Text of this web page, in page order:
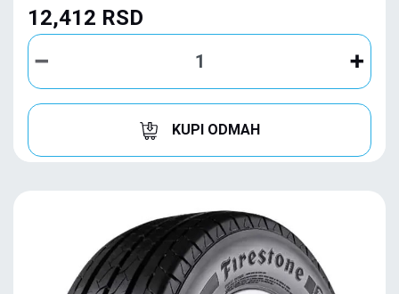
12,412 RSD
KUPI ODMAH